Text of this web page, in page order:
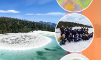
参加お取り消しはご遠慮下さ
お早めに事務局までご連絡く
得ない参加お取り消しの場
いただきます。ご了承くださ
＞から、【キャンセルのご連
・21日目にあたる日以前：無
場合は抽選の上決定）【参加
め切り後1週間を目途に当落結
受付締切】4月30日(木)12：00
不安もワクワクに変える！「お
会プログラムの内容を詳しく
いる方向けにZoomでのオン
課題解決にチャレンジしてい
と「未来の自分」のヒントが
ちや先輩たちとの出会いが待っ
をグッと広げる特別な旅に出
ント体験プログラム内容（予
ーション・自己紹介ワーク」
です。はじめてのひとり旅で
とサポートいたします。今回
いずみし）出水工業高校」出水
にあるまち。ここでしか見ら
大切にしてきたものがありま
歩く昔、武士たちがまちを守る